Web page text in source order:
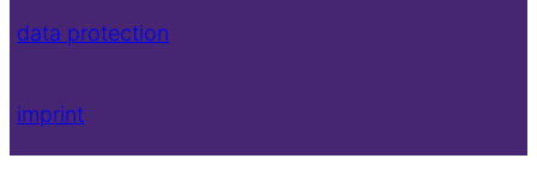
data protection
imprint